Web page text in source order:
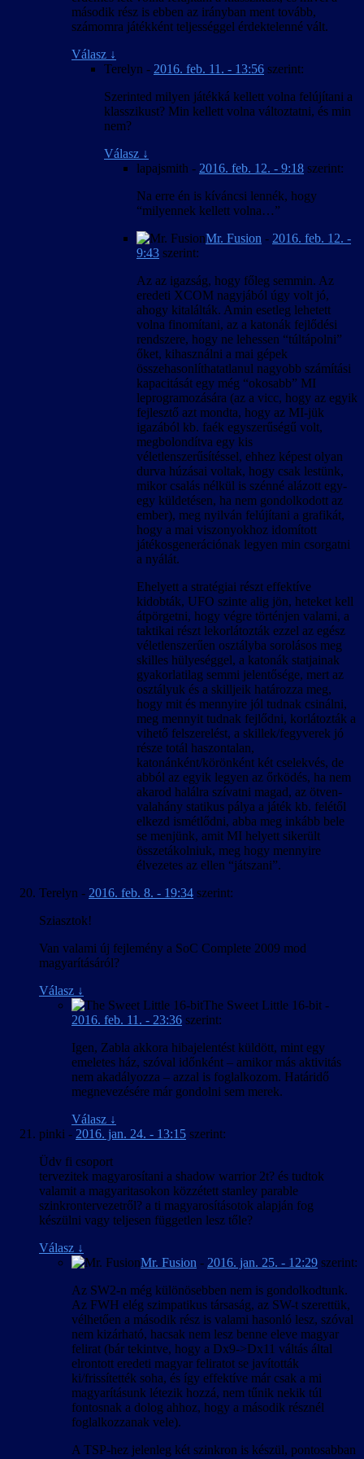
második rész is ebben az irányban ment tovább,
számomra játékként teljességgel érdektelenné vált.
Válasz ↓
Terelyn - 2016. feb. 11. - 13:56 szerint:
Szerinted milyen játékká kellett volna felújítani a
klasszikust? Min kellett volna változtatni, és min
nem?
Válasz ↓
lapajsmith - 2016. feb. 12. - 9:18 szerint:
Na erre én is kíváncsi lennék, hogy
“milyennek kellett volna…”
Mr. Fusion - 2016. feb. 12. -
9:43 szerint:
Az az igazság, hogy főleg semmin. Az
eredeti XCOM nagyjából úgy volt jó,
ahogy kitalálták. Amin esetleg lehetett
volna finomítani, az a katonák fejlődési
rendszere, hogy ne lehessen “túltápolni”
őket, kihasználni a mai gépek
összehasonlíthatatlanul nagyobb számítási
kapacitását egy még “okosabb” MI
leprogramozására (az a vicc, hogy az egyik
fejlesztő azt mondta, hogy az MI-jük
igazából kb. faék egyszerűségű volt,
megbolondítva egy kis
véletlenszerűsítéssel, ehhez képest olyan
durva húzásai voltak, hogy csak lestünk,
mikor csalás nélkül is szénné alázott egy-
egy küldetésen, ha nem gondolkodott az
ember), meg nyilván felújítani a grafikát,
hogy a mai viszonyokhoz idomított
játékosgenerációnak legyen min csorgatni
a nyálát.
Ehelyett a stratégiai részt effektíve
kidobták, UFO szinte alig jön, heteket kell
átpörgetni, hogy végre történjen valami, a
taktikai részt lekorlátozták ezzel az egész
véletlenszerűen osztályba sorolásos meg
skilles hülyeséggel, a katonák statjainak
gyakorlatilag semmi jelentősége, mert az
osztályuk és a skilljeik határozza meg,
hogy mit és mennyire jól tudnak csinálni,
meg mennyit tudnak fejlődni, korlátozták a
vihető felszerelést, a skillek/fegyverek jó
része totál haszontalan,
katonánként/körönként két cselekvés, de
abból az egyik legyen az őrködés, ha nem
akarod halálra szívatni magad, az ötven-
valahány statikus pálya a játék kb. felétől
elkezd ismétlődni, abba meg inkább bele
se menjünk, amit MI helyett sikerült
összetákolniuk, meg hogy mennyire
élvezetes az ellen “játszani”.
Terelyn - 2016. feb. 8. - 19:34 szerint:
Sziasztok!
Van valami új fejlemény a SoC Complete 2009 mod
magyarításáról?
Válasz ↓
The Sweet Little 16-bit -
2016. feb. 11. - 23:36 szerint:
Igen, Zabla akkora hibajelentést küldött, mint egy
emeletes ház, szóval időnként – amikor más aktivitás
nem akadályozza – azzal is foglalkozom. Határidő
megnevezésére már gondolni sem merek.
Válasz ↓
pinki - 2016. jan. 24. - 13:15 szerint:
Üdv fi csoport
tervezitek magyarosítani a shadow warrior 2t? és tudtok
valamit a magyaritasokon közzétett stanley parable
szinkrontervezetről? a ti magyarosításotok alapján fog
készülni vagy teljesen független lesz tőle?
Válasz ↓
Mr. Fusion - 2016. jan. 25. - 12:29 szerint:
Az SW2-n még különösebben nem is gondolkodtunk.
Az FWH elég szimpatikus társaság, az SW-t szerettük,
vélhetően a második rész is valami hasonló lesz, szóval
nem kizárható, hacsak nem lesz benne eleve magyar
felirat (bár tekintve, hogy a Dx9->Dx11 váltás által
elrontott eredeti magyar feliratot se javították
ki/frissítették soha, és így effektíve már csak a mi
magyarításunk létezik hozzá, nem tűnik nekik túl
fontosnak a dolog ahhoz, hogy a második résznél
foglalkozzanak vele).
A TSP-hez jelenleg két szinkron is készül, pontosabban